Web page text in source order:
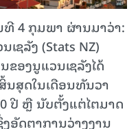
ທີ 4 ກຸມພາ ຜ່ານມາວ່າ:
ຊລັງ (Stats NZ)
ຂອງນູແວນເຊລັງໄດ້
ນສຸດໃນເດືອນທັນວາ
ປີ ຫຼື ນັບຕັ້ງແຕ່ໄຕມາດ
ອັດຕາການວ່າງງານ